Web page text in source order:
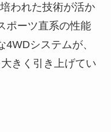
われた技術が活か
ポーツ直系の性能
システムが、
きく引き上げてい